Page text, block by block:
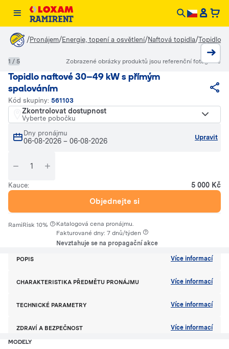
/Pronájem/Energie, topení a osvětlení/Naftová topidla/Topidlo
Topidlo naftové 30–49 kW s přímým
spalováním
Kód skupiny: 561103
Zkontrolovat dostupnost
Vyberte pobočku
Dny pronájmu
06-08-2026 – 06-08-2026 Upravit
Kauce: 5 000 Kč
Objednejte si
RamiRisk 10% ·Katalogová cena pronájmu.
Fakturované dny: 7 dnů/týden
Nevztahuje se na propagační akce
1 / 5 Zobrazené obrázky produktů jsou referenční fotografie
POPIS Více informací
CHARAKTERISTIKA PŘEDMĚTU PRONÁJMU Více informací
TECHNICKÉ PARAMETRY Více informací
ZDRAVÍ A BEZPEČNOST Více informací
MODELY